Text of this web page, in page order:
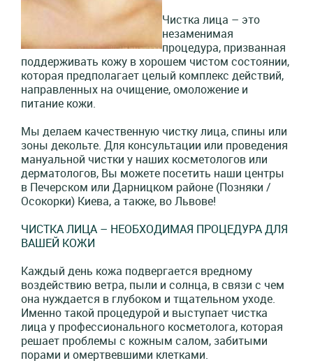
Чистка лица – это
незаменимая
процедура, призванная
поддерживать кожу в хорошем чистом состоянии,
которая предполагает целый комплекс действий,
направленных на очищение, омоложение и
питание кожи.
Мы делаем качественную чистку лица, спины или
зоны декольте. Для консультации или проведения
мануальной чистки у наших косметологов или
дерматологов, Вы можете посетить наши центры
в Печерском или Дарницком районе (Позняки /
Осокорки) Киева, а также, во Львове!
ЧИСТКА ЛИЦА – НЕОБХОДИМАЯ ПРОЦЕДУРА ДЛЯ
ВАШЕЙ КОЖИ
Каждый день кожа подвергается вредному
воздействию ветра, пыли и солнца, в связи с чем
она нуждается в глубоком и тщательном уходе.
Именно такой процедурой и выступает чистка
лица у профессионального косметолога, которая
решает проблемы с кожным салом, забитыми
порами и омертвевшими клетками.